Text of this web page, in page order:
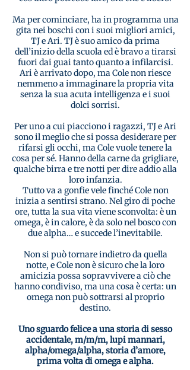
Ma per cominciare, ha in programma una
gita nei boschi con i suoi migliori amici,
TJ e Ari. TJ è suo amico da prima
dell’inizio della scuola ed è bravo a tirarsi
fuori dai guai tanto quanto a infilarcisi.
Ari è arrivato dopo, ma Cole non riesce
nemmeno a immaginare la propria vita
senza la sua acuta intelligenza e i suoi
dolci sorrisi.
Per uno a cui piacciono i ragazzi, TJ e Ari
sono il meglio che si possa desiderare per
rifarsi gli occhi, ma Cole vuole tenere la
cosa per sé. Hanno della carne da grigliare,
qualche birra e tre notti per dire addio alla
loro infanzia.
Tutto va a gonfie vele finché Cole non
inizia a sentirsi strano. Nel giro di poche
ore, tutta la sua vita viene sconvolta: è un
omega, è in calore, è da solo nel bosco con
due alpha… e succede l’inevitabile.
Non si può tornare indietro da quella
notte, e Cole non è sicuro che la loro
amicizia possa sopravvivere a ciò che
hanno condiviso, ma una cosa è certa: un
omega non può sottrarsi al proprio
destino.
Uno sguardo felice a una storia di sesso
accidentale, m/m/m, lupi mannari,
alpha/omega/alpha, storia d’amore,
prima volta di omega e alpha.